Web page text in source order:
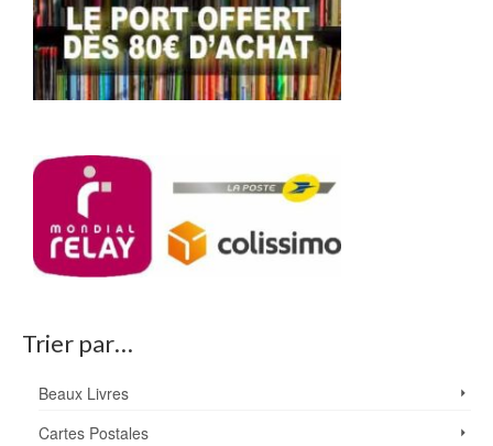
Trier par…
Beaux Livres
Cartes Postales